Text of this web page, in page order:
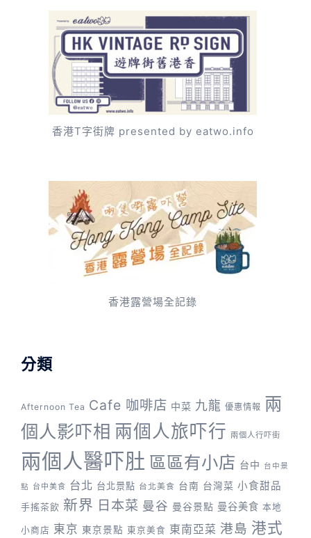
香港T字街牌 presented by eatwo.info
香港露營場全記錄
分類
Afternoon Tea Cafe 咖啡店 中菜 九龍 優惠情報 兩
個人影吓相 兩個人旅吓行 兩個人行吓街
兩個人醫吓肚 區區有小店 台中 台中景
點 台中美食 台北 台北景點 台北美食 台南 台灣菜 小食甜品
手搖茶飲 新界 日本菜 曼谷 曼谷景點 曼谷美食 本地
小商店 東京 東京景點 東京美食 東南亞菜 港島 港式